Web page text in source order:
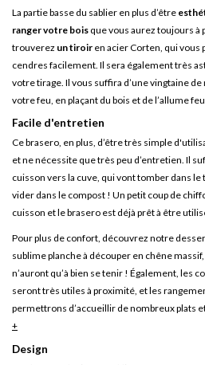
La partie basse du sablier en plus d’être
ranger votre bois que vous aurez toujours à
trouverez un tiroir en acier Corten, qui
cendres facilement. Il sera également très
votre tirage. Il vous suffira d’une vingtaine
votre feu, en plaçant du bois et de l’allume
Facile d'entretien
Ce brasero, en plus, d’être très simple
et ne nécessite que très peu d’entretien. Il
cuisson vers la cuve, qui vont tomber dans le
vider dans le compost ! Un petit coup de
cuisson et le brasero est déjà prêt à être
Pour plus de confort, découvrez notre
sublime planche à découper en chêne
n’auront qu’à bien se tenir ! Également, les
seront très utiles à proximité, et les
permettrons d’accueillir de nombreux plats
+
Design